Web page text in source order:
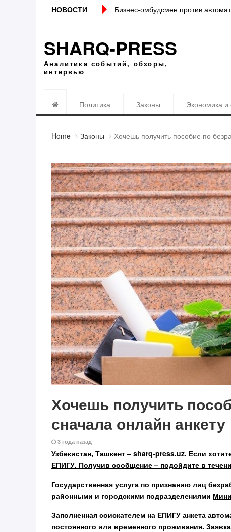
НОВОСТИ
банками Налоговому комитету Локация должна стать точнее.
SHARQ-PRESS
Аналитика событий, обзоры,
интервью
Политика Законы Экономика
Home Законы Хочешь получить пособие по
Хочешь получить
сначала онлайн анкету
3 года назад
Узбекистан, Ташкент – sharq-press.uz. Если
ЕПИГУ. Получив сообщение – подойдите в
Государственная услуга по признанию лиц
районными и городскими подразделениями
Заполненная соискателем на ЕПИГУ анкета
постоянного или временного проживания.